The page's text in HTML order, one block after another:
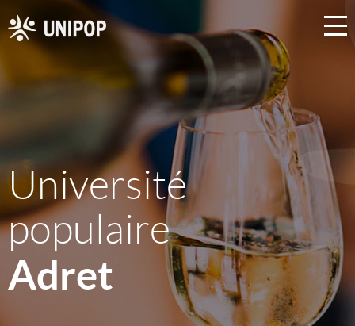
Université
populaire
Adret